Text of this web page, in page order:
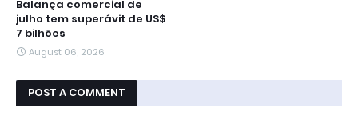
Balança comercial de
julho tem superávit de US$
7 bilhões
August 06, 2026
POST A COMMENT